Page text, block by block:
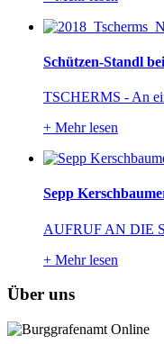
Schützen-Standl
TSCHERMS - An
+ Mehr lesen
Sepp
AUFRUF AN DIE
+ Mehr lesen
Über uns